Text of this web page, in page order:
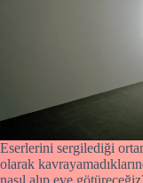
Eserlerini sergilediği
olarak
nasıl alıp eve